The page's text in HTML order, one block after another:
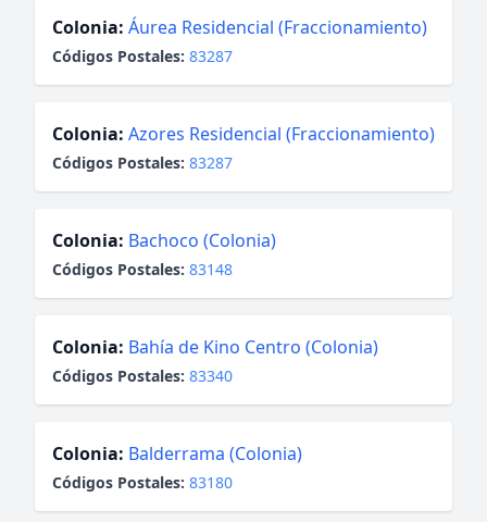
Colonia: Áurea Residencial (Fraccionamiento)
Códigos Postales: 83287
Colonia: Azores Residencial (Fraccionamiento)
Códigos Postales: 83287
Colonia: Bachoco (Colonia)
Códigos Postales: 83148
Colonia: Bahía de Kino Centro (Colonia)
Códigos Postales: 83340
Colonia: Balderrama (Colonia)
Códigos Postales: 83180